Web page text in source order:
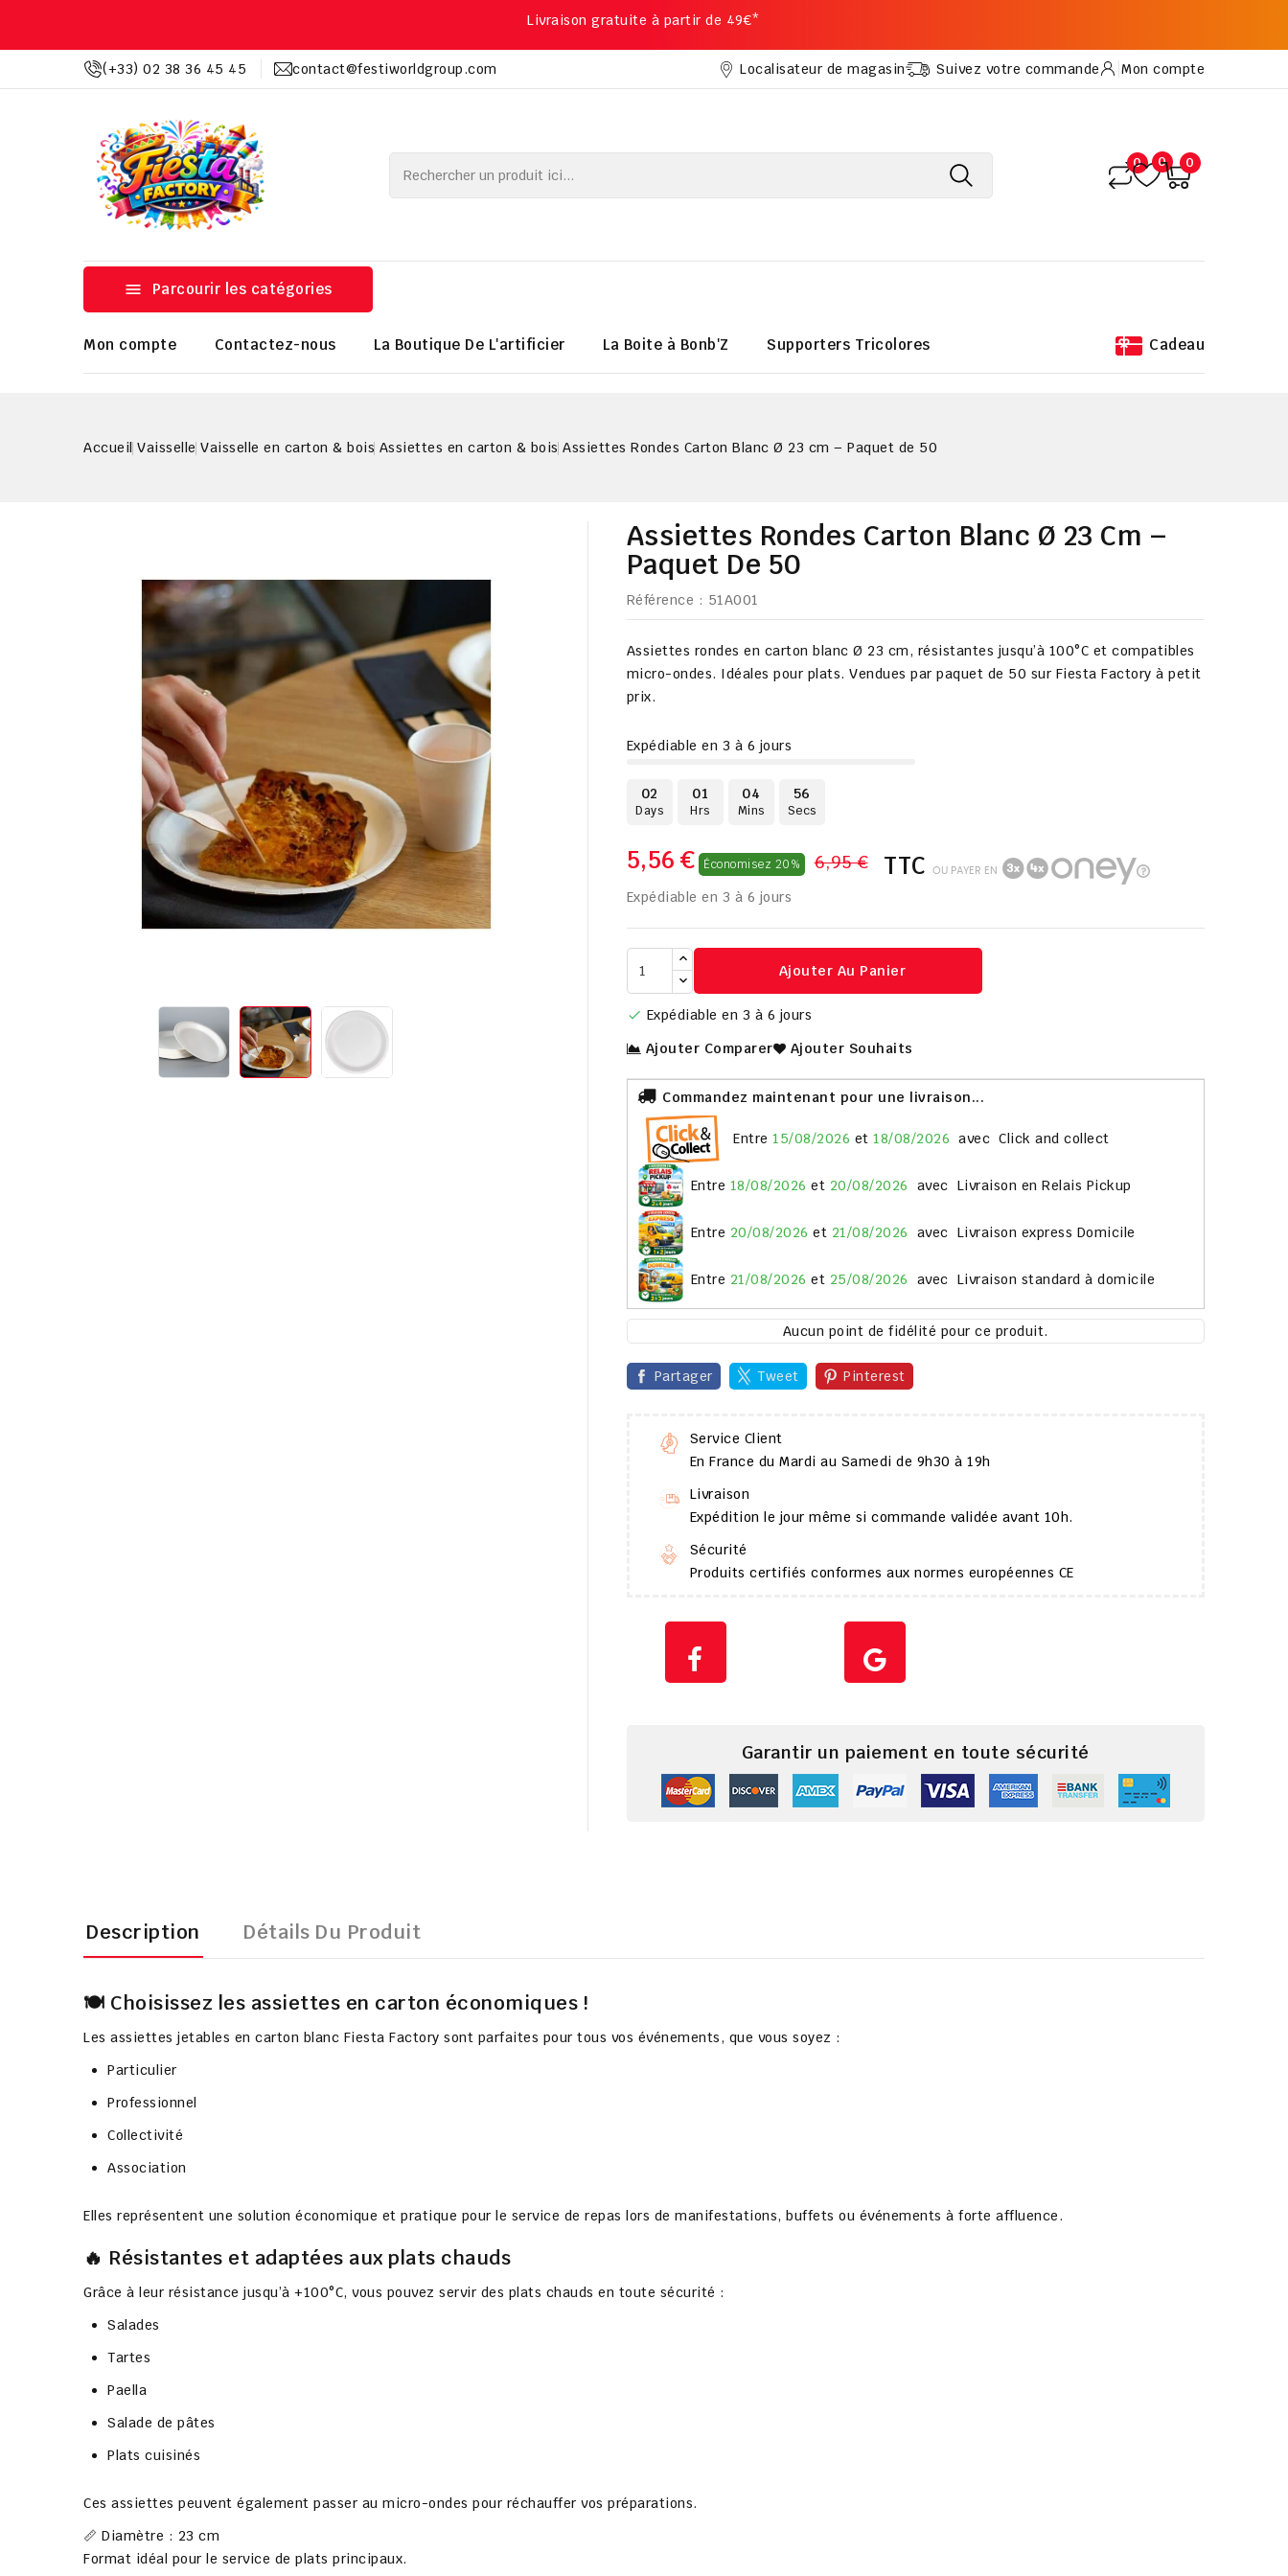
Livraison gratuite à partir de 49€*
(+33) 02 38 36 45 45 contact@festiworldgroup.com Localisateur de magasin Suivez votre commande Mon compte
0 0 0
 Parcourir les catégories
Mon compte Contactez-nous La Boutique De L'artificier La Boite à Bonb'Z Supporters Tricolores Cadeau
Accueil Vaisselle Vaisselle en carton & bois Assiettes en carton & bois Assiettes Rondes Carton Blanc Ø 23 cm – Paquet de 50
Assiettes Rondes Carton Blanc Ø 23 Cm –
Paquet De 50
Référence : 51A001
Assiettes rondes en carton blanc Ø 23 cm, résistantes jusqu’à 100°C et compatibles
micro-ondes. Idéales pour plats. Vendues par paquet de 50 sur Fiesta Factory à petit
prix.
Expédiable en 3 à 6 jours
02
Days
01
Hrs
04
Mins
55
Secs
5,56 € Économisez 20% 6,95 € TTC OU PAYER EN
Expédiable en 3 à 6 jours
Ajouter Au Panier
 Expédiable en 3 à 6 jours
Ajouter Comparer
Ajouter Souhaits
Commandez maintenant pour une livraison...
entre 15/08/2026 et18/08/2026 avec Click and collect
entre 18/08/2026 et 20/08/2026 avec Livraison en Relais Pickup
entre 20/08/2026 et 21/08/2026 avec Livraison express Domicile
entre 21/08/2026 et 25/08/2026 avec Livraison standard à domicile
Aucun point de fidélité pour ce produit.
Partager Tweet Pinterest
Service Client
En France du Mardi au Samedi de 9h30 à 19h
Livraison
Expédition le jour même si commande validée avant 10h.
Sécurité
Produits certifiés conformes aux normes européennes CE
Garantir un paiement en toute sécurité
Description Détails Du Produit
🍽️ Choisissez les assiettes en carton économiques !
Les assiettes jetables en carton blanc Fiesta Factory sont parfaites pour tous vos événements, que vous soyez :
Particulier
Professionnel
Collectivité
Association
Elles représentent une solution économique et pratique pour le service de repas lors de manifestations, buffets ou événements à forte affluence.
🔥 Résistantes et adaptées aux plats chauds
Grâce à leur résistance jusqu’à +100°C, vous pouvez servir des plats chauds en toute sécurité :
Salades
Tartes
Paella
Salade de pâtes
Plats cuisinés
Ces assiettes peuvent également passer au micro-ondes pour réchauffer vos préparations.
📏 Diamètre : 23 cm
Format idéal pour le service de plats principaux.